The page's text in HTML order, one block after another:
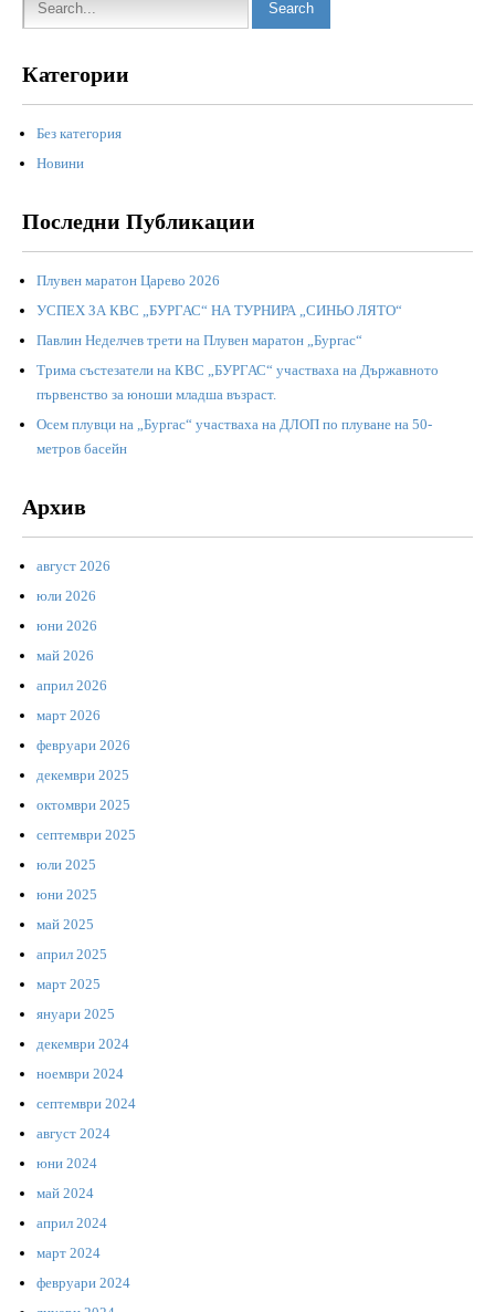
Категории
Без категория
Новини
Последни Публикации
Плувен маратон Царево 2026
УСПЕХ ЗА КВС „БУРГАС“ НА ТУРНИРА „СИНЬО ЛЯТО“
Павлин Неделчев трети на Плувен маратон „Бургас“
Трима състезатели на КВС „БУРГАС“ участваха на Държавното
първенство за юноши младша възраст.
Осем плувци на „Бургас“ участваха на ДЛОП по плуване на 50-
метров басейн
Архив
август 2026
юли 2026
юни 2026
май 2026
април 2026
март 2026
февруари 2026
декември 2025
октомври 2025
септември 2025
юли 2025
юни 2025
май 2025
април 2025
март 2025
януари 2025
декември 2024
ноември 2024
септември 2024
август 2024
юни 2024
май 2024
април 2024
март 2024
февруари 2024